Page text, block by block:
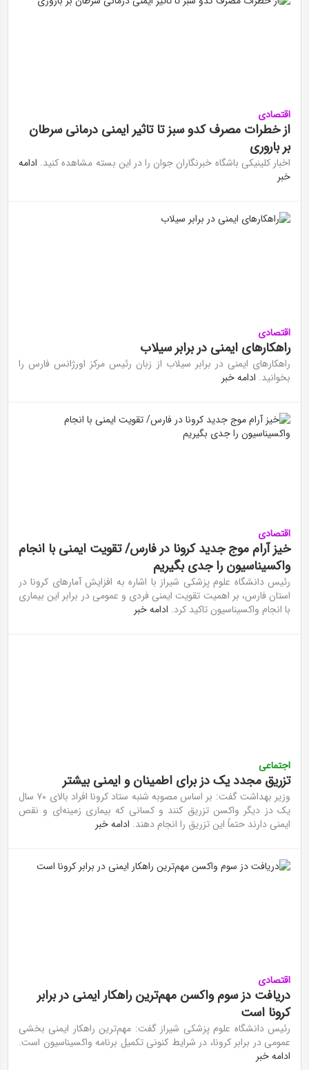
اقتصادی
از خطرات مصرف کدو سبز تا تاثیر ایمنی درمانی سرطان
بر باروری
اخبار کلینیکی باشگاه خبرنگاران جوان را در این بسته مشاهده کنید. ادامه
خبر
اقتصادی
راهکار‌های ایمنی در برابر سیلاب
راهکار‌های ایمنی در برابر سیلاب از زبان رئیس مرکز اورژانس فارس را
بخوانید. ادامه خبر
اقتصادی
خیز آرام موج جدید کرونا در فارس/ تقویت ایمنی با انجام
واکسیناسیون را جدی بگیریم
رئیس دانشگاه علوم پزشکی شیراز با اشاره به افزایش آمار‌های کرونا در
استان فارس، بر اهمیت تقویت ایمنی فردی و عمومی در برابر این بیماری
با انجام واکسیناسیون تاکید کرد. ادامه خبر
اجتماعی
تزریق مجدد یک دز برای اطمینان و ایمنی بیشتر
وزیر بهداشت گفت: بر اساس مصوبه شنبه ستاد کرونا افراد بالای ۷۰ سال
یک دز دیگر واکسن تزریق کنند و کسانی که بیماری زمینه‌ای و نقص
ایمنی دارند حتماً این تزریق را انجام دهند. ادامه خبر
اقتصادی
دریافت دز سوم واکسن مهم‌ترین راهکار ایمنی در برابر
کرونا است
رئیس دانشگاه علوم پزشکی شیراز گفت: مهم‌ترین راهکار ایمنی بخشی
عمومی در برابر کرونا، در شرایط کنونی تکمیل برنامه واکسیناسیون است.
ادامه خبر